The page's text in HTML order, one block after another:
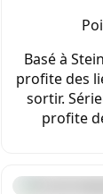
Basé à
profite des
sortir.
profite